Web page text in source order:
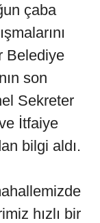
çaba
Belediye
son
Sekreter
İtfaiye
bilgi aldı.
hızlı bir